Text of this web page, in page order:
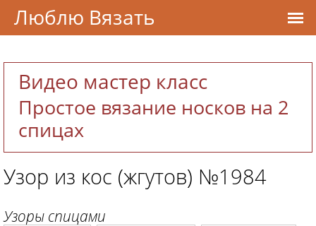
Видео мастер класс
Простое вязание носков на 2
спицах
Узор из кос (жгутов) №1984
Узоры спицами
Люблю Вязать